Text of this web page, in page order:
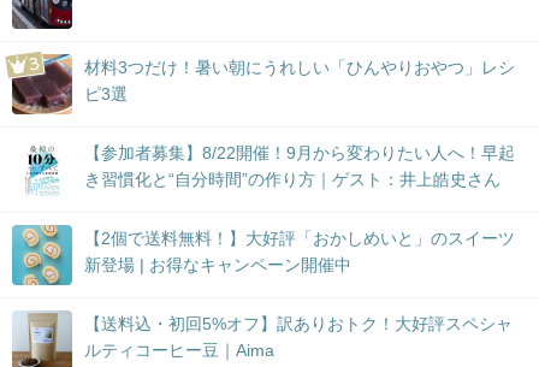
材料3つだけ！暑い朝にうれしい「ひんやりおやつ」レシ
ピ3選
【参加者募集】8/22開催！9月から変わりたい人へ！早起
き習慣化と“自分時間”の作り方｜ゲスト：井上皓史さん
【2個で送料無料！】大好評「おかしめいと」のスイーツ
新登場 | お得なキャンペーン開催中
【送料込・初回5%オフ】訳ありおトク！大好評スペシャ
ルティコーヒー豆｜Aima